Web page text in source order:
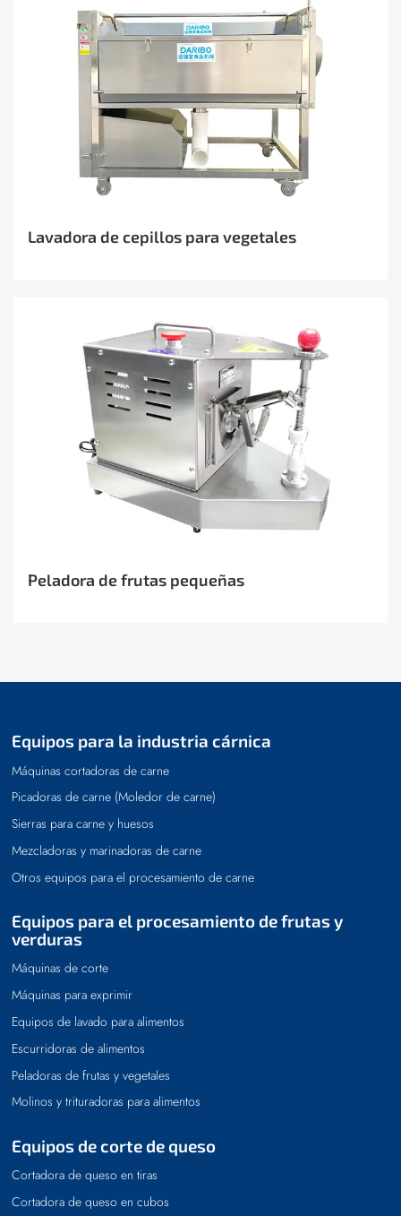
Lavadora de cepillos para vegetales
Peladora de frutas pequeñas
Equipos para la industria cárnica
Máquinas cortadoras de carne
Picadoras de carne (Moledor de carne)
Sierras para carne y huesos
Mezcladoras y marinadoras de carne
Otros equipos para el procesamiento de carne
Equipos para el procesamiento de frutas y
verduras
Máquinas de corte
Máquinas para exprimir
Equipos de lavado para alimentos
Escurridoras de alimentos
Peladoras de frutas y vegetales
Molinos y trituradoras para alimentos
Equipos de corte de queso
Cortadora de queso en tiras
Cortadora de queso en cubos